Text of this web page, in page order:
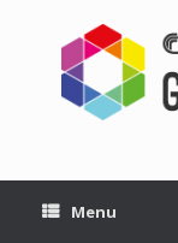
Menu